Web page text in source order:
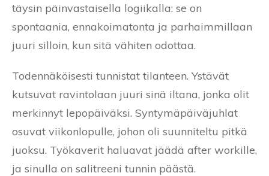
täysin päinvastaisella logiikalla: se on
spontaania, ennakoimatonta ja parhaimmillaan
juuri silloin, kun sitä vähiten odottaa.
Todennäköisesti tunnistat tilanteen. Ystävät
kutsuvat ravintolaan juuri sinä iltana, jonka olit
merkinnyt lepopäiväksi. Syntymäpäiväjuhlat
osuvat viikonlopulle, johon oli suunniteltu pitkä
juoksu. Työkaverit haluavat jäädä after workille,
ja sinulla on salitreeni tunnin päästä.